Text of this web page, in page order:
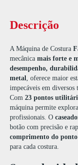
Descrição
A Máquina de Costura
mecânica mais forte e
desempenho,
metal, oferece maior
impecáveis em diversos
Com 23 pontos
máquina permite
profissionais. O
botão com precisão e
comprimento do ponto
para cada costura.